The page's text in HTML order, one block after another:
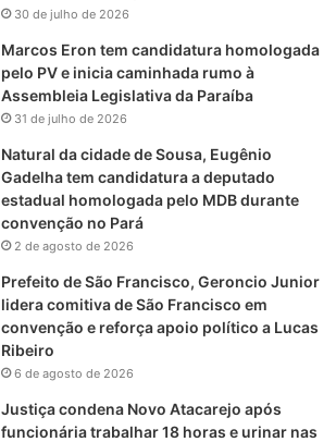
30 de julho de 2026
Marcos Eron tem candidatura homologada
pelo PV e inicia caminhada rumo à
Assembleia Legislativa da Paraíba
31 de julho de 2026
Natural da cidade de Sousa, Eugênio
Gadelha tem candidatura a deputado
estadual homologada pelo MDB durante
convenção no Pará
2 de agosto de 2026
Prefeito de São Francisco, Geroncio Junior
lidera comitiva de São Francisco em
convenção e reforça apoio político a Lucas
Ribeiro
6 de agosto de 2026
Justiça condena Novo Atacarejo após
funcionária trabalhar 18 horas e urinar nas